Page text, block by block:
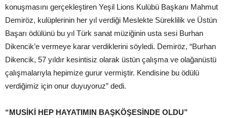
konuşmasını gerçekleştiren Yeşil Lions Kulübü Başkanı Mahmut
Demiröz, kulüplerinin her yıl verdiği Meslekte Süreklilik ve Üstün
Başarı ödülünü bu yıl Türk sanat müziğinin usta sesi Burhan
Dikencik’e vermeye karar verdiklerini söyledi. Demiröz, “Burhan
Dikencik, 57 yıldır kesintisiz olarak üstün çalışma ve olağanüstü
çalışmalarıyla hepimize gurur vermiştir. Kendisine bu ödülü
verdiğimiz için onur duyuyoruz” dedi.
“MUSİKİ HEP HAYATIMIN BAŞKÖŞESİNDE OLDU”